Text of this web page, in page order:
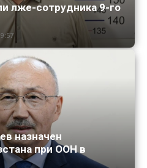
лже-сотрудника 9-го
назначен
при ООН в